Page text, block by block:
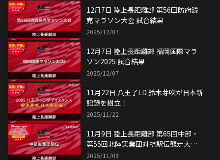
12月7日 陸上長距離部 第56回防府読
売マラソン大会 試合結果
2025/12/07
12月7日 陸上長距離部 福岡国際マラ
ソン2025 試合結果
2025/12/07
11月22日 八王子LD 鈴木芽吹が日本新
記録を樹立！
2025/11/22
11月9日 陸上長距離部 第65回中部・
第55回北陸実業団対抗駅伝競走大会
試合結果
2025/11/09